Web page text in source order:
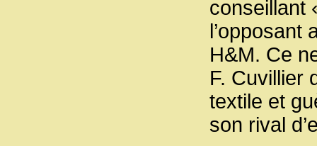
conseillant
l’opposant
H&M. Ce
F. Cuvillier
textile et
son rival